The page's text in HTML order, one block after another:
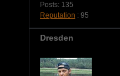
Posts: 135
Reputation : 95
Dresden